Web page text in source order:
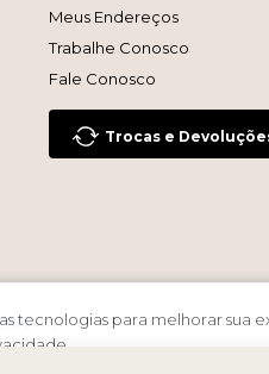
tecnologias para melhorar sua
Meus Endereços
Trabalhe Conosco
Fale Conosco
Trocas e